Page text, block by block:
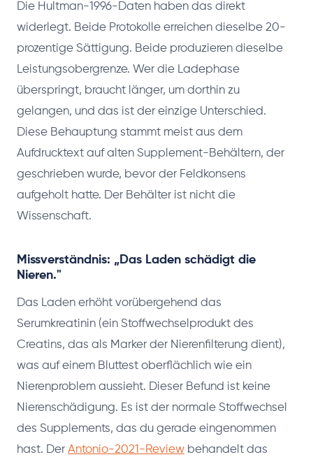
Die Hultman-1996-Daten haben das direkt
widerlegt. Beide Protokolle erreichen dieselbe 20-
prozentige Sättigung. Beide produzieren dieselbe
Leistungsobergrenze. Wer die Ladephase
überspringt, braucht länger, um dorthin zu
gelangen, und das ist der einzige Unterschied.
Diese Behauptung stammt meist aus dem
Aufdrucktext auf alten Supplement-Behältern, der
geschrieben wurde, bevor der Feldkonsens
aufgeholt hatte. Der Behälter ist nicht die
Wissenschaft.
Missverständnis: „Das Laden schädigt die
Nieren."
Das Laden erhöht vorübergehend das
Serumkreatinin (ein Stoffwechselprodukt des
Creatins, das als Marker der Nierenfilterung dient),
was auf einem Bluttest oberflächlich wie ein
Nierenproblem aussieht. Dieser Befund ist keine
Nierenschädigung. Es ist der normale Stoffwechsel
des Supplements, das du gerade eingenommen
hast. Der Antonio-2021-Review behandelt das